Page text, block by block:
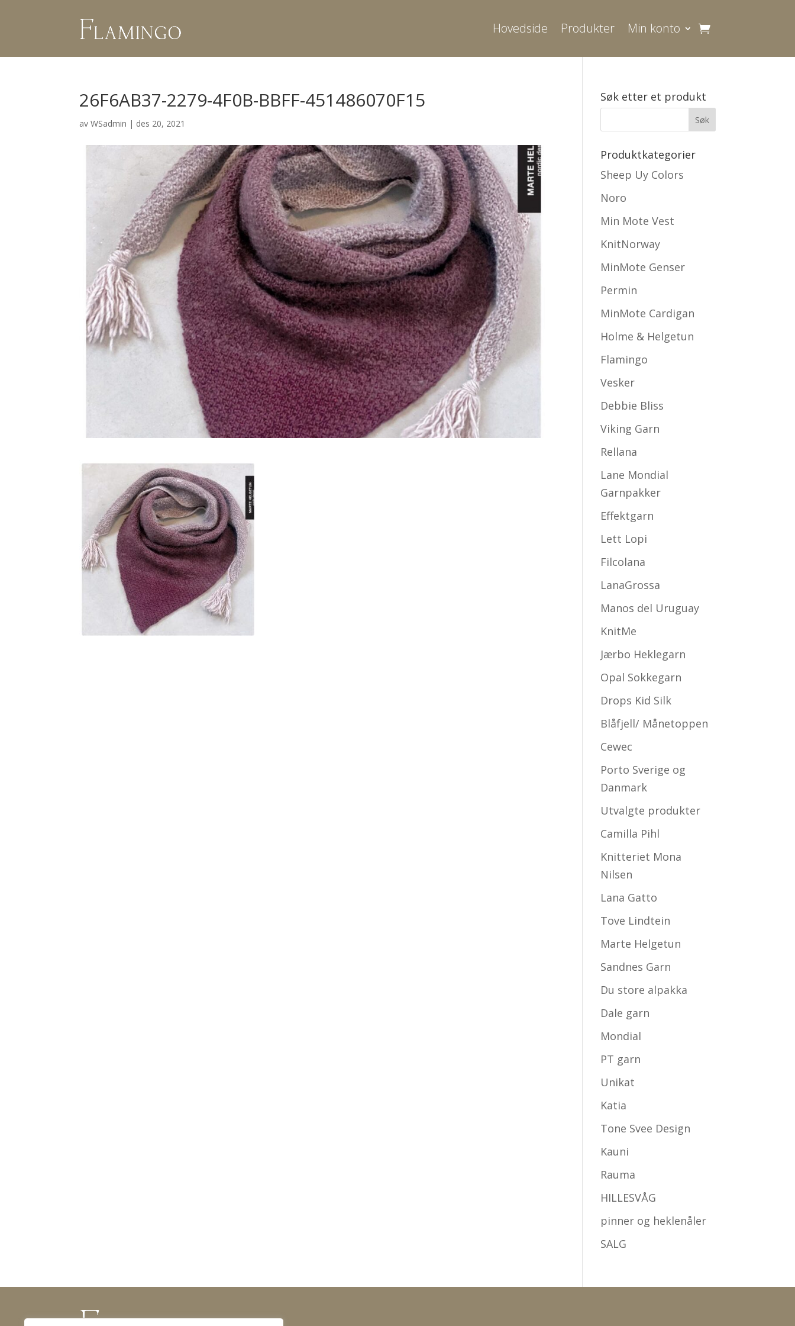
Hovedside Produkter Min konto
26F6AB37-2279-4F0B-BBFF-451486070F15
avWSadmin | des 20, 2021
Søk etter et produkt
Produktkategorier
Sheep Uy Colors
Noro
Min Mote Vest
KnitNorway
MinMote Genser
Permin
MinMote Cardigan
Holme & Helgetun
Flamingo
Vesker
Debbie Bliss
Viking Garn
Rellana
Lane Mondial
Garnpakker
Effektgarn
Lett Lopi
Filcolana
LanaGrossa
Manos del Uruguay
KnitMe
Jærbo Heklegarn
Opal Sokkegarn
Drops Kid Silk
Blåfjell/ Månetoppen
Cewec
Porto Sverige og
Danmark
Utvalgte produkter
Camilla Pihl
Knitteriet Mona
Nilsen
Lana Gatto
Tove Lindtein
Marte Helgetun
Sandnes Garn
Du store alpakka
Dale garn
Mondial
PT garn
Unikat
Katia
Tone Svee Design
Kauni
Rauma
HILLESVÅG
pinner og heklenåler
SALG